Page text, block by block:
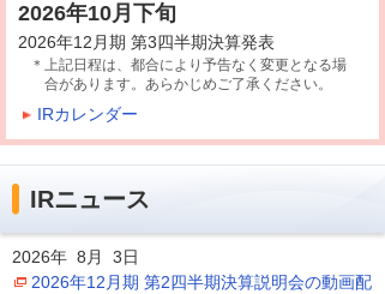
2026年10月下旬
2026年12月期 第3四半期決算発表
＊上記日程は、都合により予告なく変更となる場
合があります。あらかじめご了承ください。
IRカレンダー
IRニュース
2026年 8月 3日
2026年12月期 第2四半期決算説明会の動画配